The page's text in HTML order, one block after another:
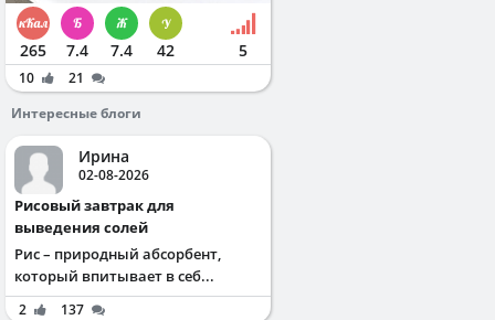
265 7.4 7.4 42 5
10
21
Интересные блоги
Ирина
02-08-2026
Рисовый завтрак для
выведения солей
Рис – природный абсорбент,
который впитывает в себ...
2 137